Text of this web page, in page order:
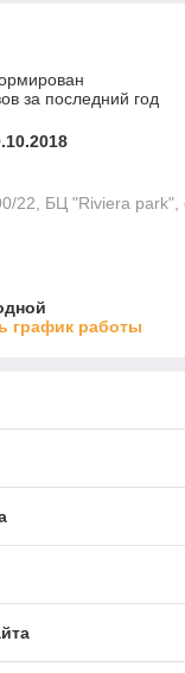
за последний год
22, БЦ "Riviera
график работы